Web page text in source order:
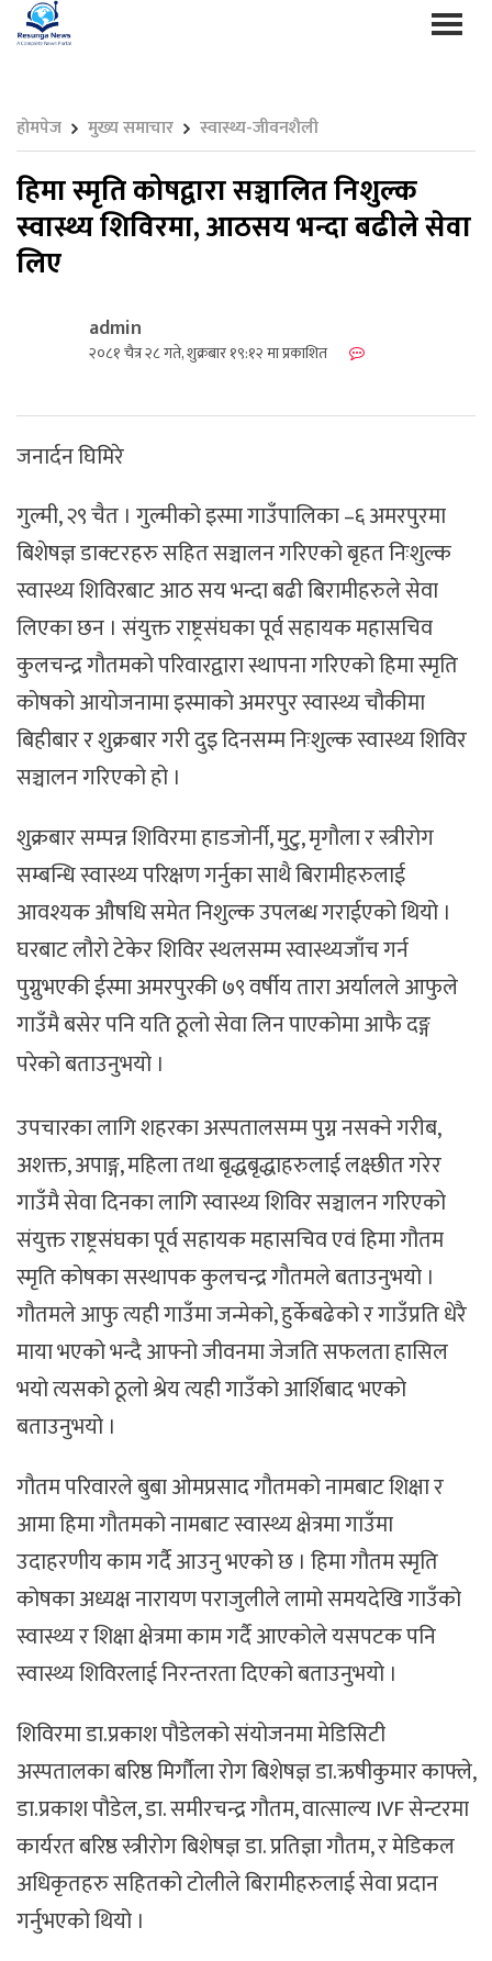
होमपेज मुख्य समाचार स्वास्थ्य-जीवनशैली
हिमा स्मृति कोषद्वारा सञ्चालित निशुल्क
स्वास्थ्य शिविरमा, आठसय भन्दा बढीले सेवा
लिए
admin
२०८१ चैत्र २८ गते, शुक्रबार १९:१२ मा प्रकाशित
जनार्दन घिमिरे
गुल्मी, २९ चैत । गुल्मीको इस्मा गाउँपालिका –६ अमरपुरमा
बिशेषज्ञ डाक्टरहरु सहित सञ्चालन गरिएको बृहत निःशुल्क
स्वास्थ्य शिविरबाट आठ सय भन्दा बढी बिरामीहरुले सेवा
लिएका छन । संयुक्त राष्ट्रसंघका पूर्व सहायक महासचिव
कुलचन्द्र गौतमको परिवारद्वारा स्थापना गरिएको हिमा स्मृति
कोषको आयोजनामा इस्माको अमरपुर स्वास्थ्य चौकीमा
बिहीबार र शुक्रबार गरी दुइ दिनसम्म निःशुल्क स्वास्थ्य शिविर
सञ्चालन गरिएको हो ।
शुक्रबार सम्पन्न शिविरमा हाडजोर्नी, मुटु, मृगौला र स्त्रीरोग
सम्बन्धि स्वास्थ्य परिक्षण गर्नुका साथै बिरामीहरुलाई
आवश्यक औषधि समेत निशुल्क उपलब्ध गराईएको थियो ।
घरबाट लौरो टेकेर शिविर स्थलसम्म स्वास्थ्यजाँच गर्न
पुग्नुभएकी ईस्मा अमरपुरकी ७९ वर्षीय तारा अर्यालले आफुले
गाउँमै बसेर पनि यति ठूलो सेवा लिन पाएकोमा आफै दङ्ग
परेको बताउनुभयो ।
उपचारका लागि शहरका अस्पतालसम्म पुग्न नसक्ने गरीब,
अशक्त, अपाङ्ग, महिला तथा बृद्धबृद्धाहरुलाई लक्ष्छीत गरेर
गाउँमै सेवा दिनका लागि स्वास्थ्य शिविर सञ्चालन गरिएको
संयुक्त राष्ट्रसंघका पूर्व सहायक महासचिव एवं हिमा गौतम
स्मृति कोषका सस्थापक कुलचन्द्र गौतमले बताउनुभयो ।
गौतमले आफु त्यही गाउँमा जन्मेको, हुर्केबढेको र गाउँप्रति धेरै
माया भएको भन्दै आफ्नो जीवनमा जेजति सफलता हासिल
भयो त्यसको ठूलो श्रेय त्यही गाउँको आर्शिबाद भएको
बताउनुभयो ।
गौतम परिवारले बुबा ओमप्रसाद गौतमको नामबाट शिक्षा र
आमा हिमा गौतमको नामबाट स्वास्थ्य क्षेत्रमा गाउँमा
उदाहरणीय काम गर्दै आउनु भएको छ । हिमा गौतम स्मृति
कोषका अध्यक्ष नारायण पराजुलीले लामो समयदेखि गाउँको
स्वास्थ्य र शिक्षा क्षेत्रमा काम गर्दै आएकोले यसपटक पनि
स्वास्थ्य शिविरलाई निरन्तरता दिएको बताउनुभयो ।
शिविरमा डा.प्रकाश पौडेलको संयोजनमा मेडिसिटी
अस्पतालका बरिष्ठ मिर्गौला रोग बिशेषज्ञ डा.ऋषीकुमार काफ्ले,
डा.प्रकाश पौडेल, डा. समीरचन्द्र गौतम, वात्साल्य IVF सेन्टरमा
कार्यरत बरिष्ठ स्त्रीरोग बिशेषज्ञ डा. प्रतिज्ञा गौतम, र मेडिकल
अधिकृतहरु सहितको टोलीले बिरामीहरुलाई सेवा प्रदान
गर्नुभएको थियो ।